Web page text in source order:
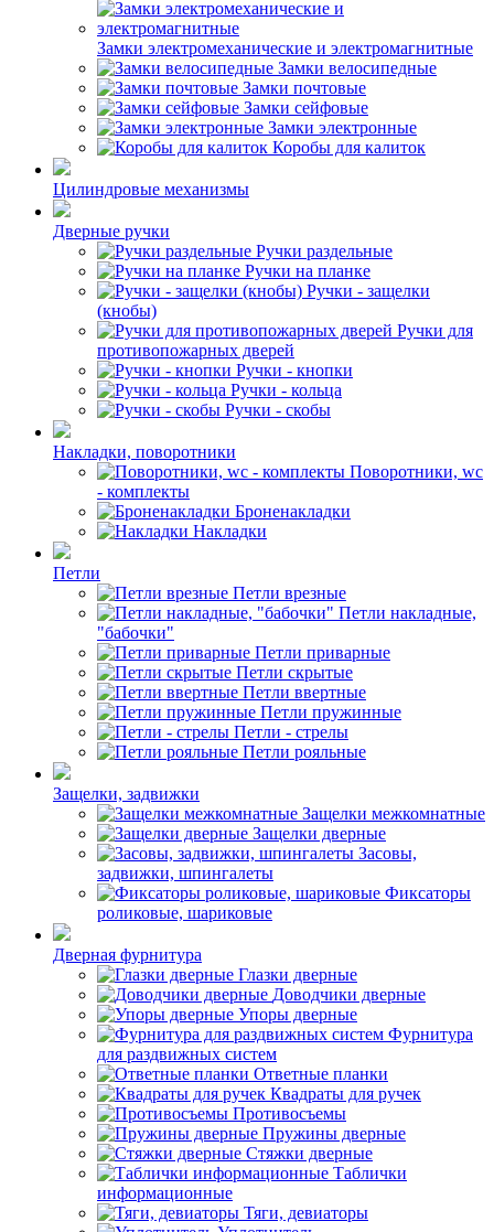
Замки электромеханические и электромагнитные
Замки велосипедные
Замки почтовые
Замки сейфовые
Замки электронные
Коробы для калиток
Цилиндровые механизмы
Дверные ручки
Ручки раздельные
Ручки на планке
Ручки - защелки
(кнобы)
Ручки для
противопожарных дверей
Ручки - кнопки
Ручки - кольца
Ручки - скобы
Накладки, поворотники
Поворотники, wc
- комплекты
Броненакладки
Накладки
Петли
Петли врезные
Петли накладные,
"бабочки"
Петли приварные
Петли скрытые
Петли ввертные
Петли пружинные
Петли - стрелы
Петли рояльные
Защелки, задвижки
Защелки межкомнатные
Защелки дверные
Засовы,
задвижки, шпингалеты
Фиксаторы
роликовые, шариковые
Дверная фурнитура
Глазки дверные
Доводчики дверные
Упоры дверные
Фурнитура
для раздвижных систем
Ответные планки
Квадраты для ручек
Противосъемы
Пружины дверные
Стяжки дверные
Таблички
информационные
Тяги, девиаторы